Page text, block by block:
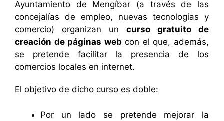
Ayuntamiento de Mengíbar (a través de las
concejalías de empleo, nuevas tecnologías y
comercio) organizan un curso gratuito de
creación de páginas web con el que, además,
se pretende facilitar la presencia de los
comercios locales en internet.
El objetivo de dicho curso es doble:
Por un lado se pretende mejorar la